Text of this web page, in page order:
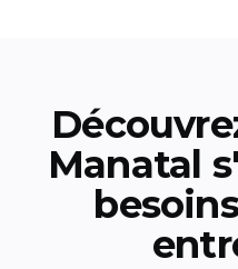
Manatal